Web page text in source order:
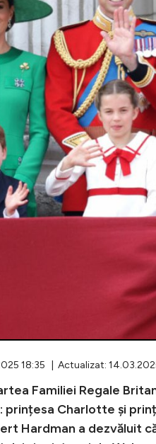
18:35 | Actualizat:
Familiei Regale
Charlotte și
Hardman a dezvăluit